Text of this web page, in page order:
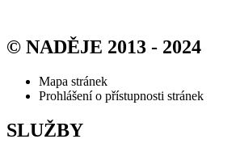
© NADĚJE 2013 - 2024
Mapa stránek
Prohlášení o přístupnosti stránek
SLUŽBY